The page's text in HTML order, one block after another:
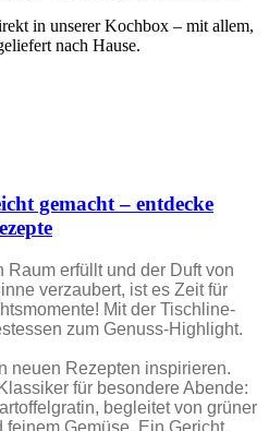
in unserer Kochbox – mit allem,
nach Hause.
gemacht – entdecke
Raum erfüllt und der Duft von
verzaubert, ist es Zeit für
Mit der Tischline-
zum Genuss-Highlight.
neuen Rezepten inspirieren.
für besondere Abende:
begleitet von grüner
feinem Gemüse. Ein Gericht,